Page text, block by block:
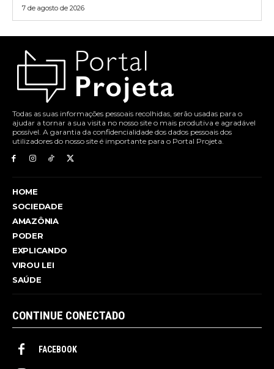
7 de agosto de 2026
Todas as suas informações pessoais recolhidas, serão usadas para o
ajudar a tornar a sua visita no nosso site o mais produtiva e agradável
possível. A garantia da confidencialidade dos dados pessoais dos
utilizadores do nosso site é importante para o Portal Projeta.
HOME
SOCIEDADE
AMAZÔNIA
PODER
EXPLICANDO
VIROU LEI
SAÚDE
CONTINUE CONECTADO
FACEBOOK